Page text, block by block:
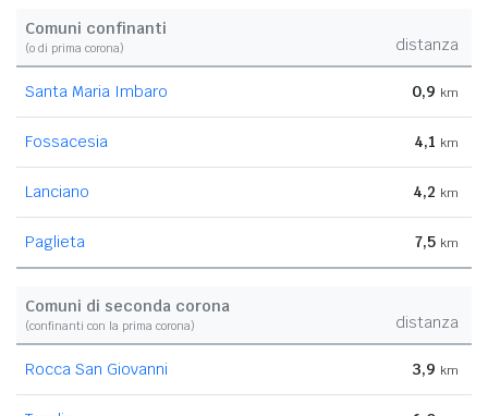
Comuni confinanti
(o di prima corona) distanza
Santa Maria Imbaro 0,9 km
Fossacesia 4,1 km
Lanciano 4,2 km
Paglieta 7,5 km
Comuni di seconda corona
(confinanti con la prima corona) distanza
Rocca San Giovanni 3,9 km